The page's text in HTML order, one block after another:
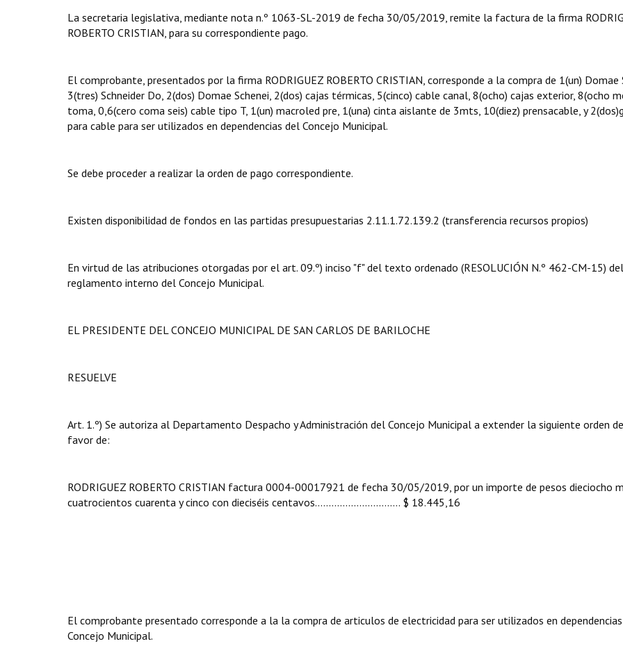
La secretaria legislativa, mediante nota n.º 1063-SL-2019 de fecha 30/05/2019, remite la factura de la firma
ROBERTO CRISTIAN, para su correspondiente pago.
El comprobante, presentados por la firma RODRIGUEZ ROBERTO CRISTIAN, corresponde a la compra de 1(un) Domae
3(tres) Schneider Do, 2(dos) Domae Schenei, 2(dos) cajas térmicas, 5(cinco) cable canal, 8(ocho) cajas exterior, 8(ocho
toma, 0,6(cero coma seis) cable tipo T, 1(un) macroled pre, 1(una) cinta aislante de 3mts, 10(diez) prensacable, y
para cable para ser utilizados en dependencias del Concejo Municipal.
Se debe proceder a realizar la orden de pago correspondiente.
Existen disponibilidad de fondos en las partidas presupuestarias 2.11.1.72.139.2 (transferencia recursos propios)
En virtud de las atribuciones otorgadas por el art. 09.º) inciso "f" del texto ordenado (RESOLUCIÓN N.º 462-CM-15) del
reglamento interno del Concejo Municipal.
EL PRESIDENTE DEL CONCEJO MUNICIPAL DE SAN CARLOS DE BARILOCHE
RESUELVE
Art. 1.º) Se autoriza al Departamento Despacho y Administración del Concejo Municipal a extender la siguiente orden
favor de:
RODRIGUEZ ROBERTO CRISTIAN factura 0004-00017921 de fecha 30/05/2019, por un importe de pesos dieciocho
cuatrocientos cuarenta y cinco con dieciséis centavos............................... $ 18.445,16
El comprobante presentado corresponde a la la compra de articulos de electricidad para ser utilizados en
Concejo Municipal.